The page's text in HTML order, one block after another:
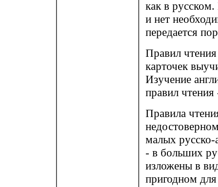
как в
и нет
передается
Правил
карточек
Изучение
правил
Правила
малых русско-
- в больших
изложены в
пригодном